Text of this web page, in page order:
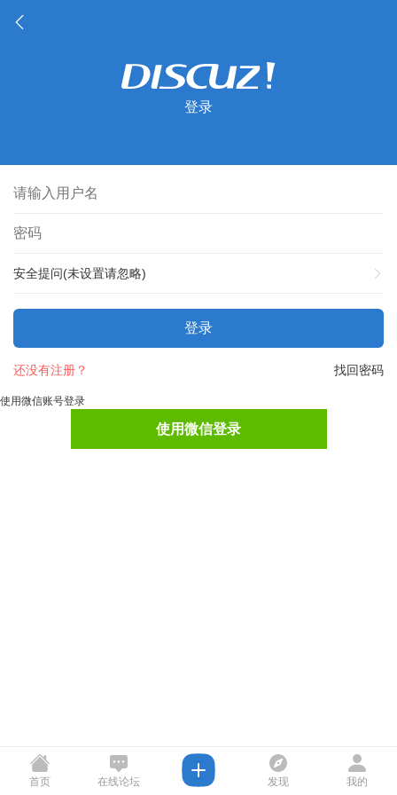
登录
安全提问(未设置请忽略)
登录
找回密码
还没有注册？
使用微信账号登录
使用微信登录
首页 在线论坛 发现 我的